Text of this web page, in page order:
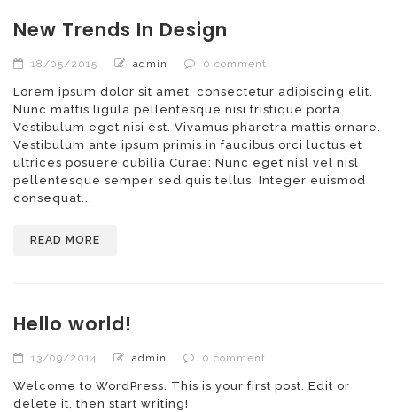
New Trends In Design
18/05/2015 admin 0 comment
Lorem ipsum dolor sit amet, consectetur adipiscing elit.
Nunc mattis ligula pellentesque nisi tristique porta.
Vestibulum eget nisi est. Vivamus pharetra mattis ornare.
Vestibulum ante ipsum primis in faucibus orci luctus et
ultrices posuere cubilia Curae; Nunc eget nisl vel nisl
pellentesque semper sed quis tellus. Integer euismod
consequat...
READ MORE
Hello world!
13/09/2014 admin 0 comment
Welcome to WordPress. This is your first post. Edit or
delete it, then start writing!